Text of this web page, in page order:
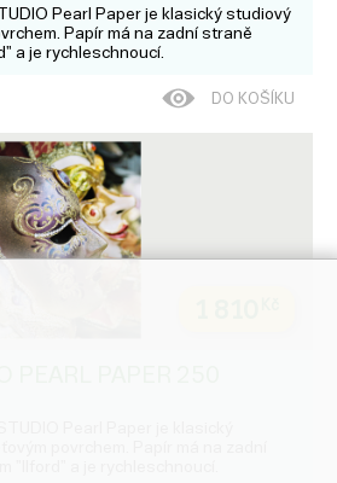
Pearl Paper je klasický studiový
Papír má na zadní straně
a je rychleschnoucí.
DO KOŠÍKU